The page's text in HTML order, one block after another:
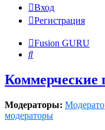
Вход
Регистрация
Fusion GURU
Поиск
Коммерческие
Модераторы:
модераторы